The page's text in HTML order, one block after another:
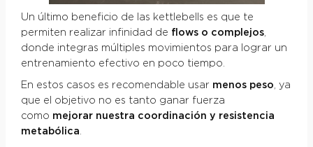
Un último beneficio de las kettlebells es que te
permiten realizar infinidad de flows o complejos,
donde integras múltiples movimientos para lograr un
entrenamiento efectivo en poco tiempo.
En estos casos es recomendable usar menos peso, ya
que el objetivo no es tanto ganar fuerza
como mejorar nuestra coordinación y resistencia
metabólica.